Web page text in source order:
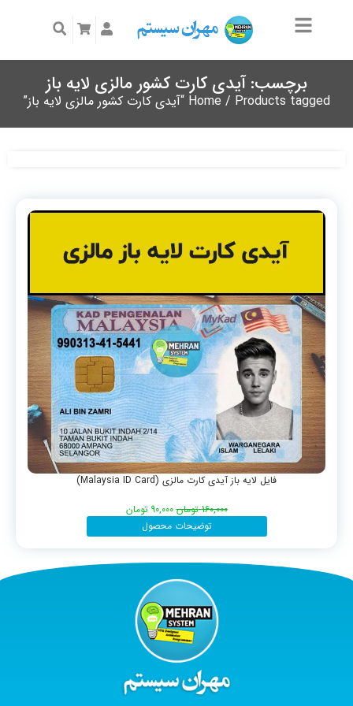
برچسب: آیدی کارت کشور مالزی لایه باز
Home / Products tagged “آیدی کارت کشور مالزی لایه باز”
فایل لایه باز آیدی کارت مالزی (Malaysia ID Card)
160,000 تومان 90,000 تومان
توضیحات محصول